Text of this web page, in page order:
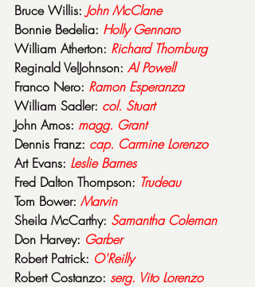
Bruce Willis: John McClane
Bonnie Bedelia: Holly Gennaro
William Atherton: Richard Thornburg
Reginald VelJohnson: Al Powell
Franco Nero: Ramon Esperanza
William Sadler: col. Stuart
John Amos: magg. Grant
Dennis Franz: cap. Carmine Lorenzo
Art Evans: Leslie Barnes
Fred Dalton Thompson: Trudeau
Tom Bower: Marvin
Sheila McCarthy: Samantha Coleman
Don Harvey: Garber
Robert Patrick: O'Reilly
Robert Costanzo: serg. Vito Lorenzo